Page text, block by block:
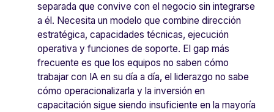
separada que convive con el negocio sin integrarse
a él. Necesita un modelo que combine dirección
estratégica, capacidades técnicas, ejecución
operativa y funciones de soporte. El gap más
frecuente es que los equipos no saben cómo
trabajar con IA en su día a día, el liderazgo no sabe
cómo operacionalizarla y la inversión en
capacitación sigue siendo insuficiente en la mayoría